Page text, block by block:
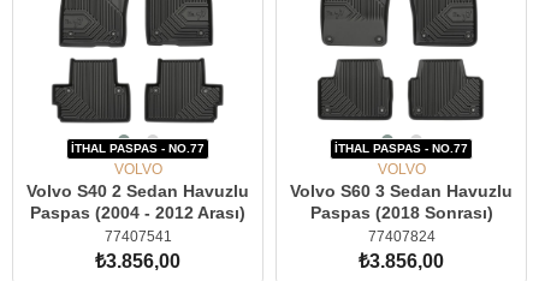
İTHAL PASPAS - NO.77
VOLVO
Volvo S40 2 Sedan Havuzlu
Paspas (2004 - 2012 Arası)
77407541
₺3.856,00
İTHAL PASPAS - NO.77
VOLVO
Volvo S60 3 Sedan Havuzlu
Paspas (2018 Sonrası)
77407824
₺3.856,00